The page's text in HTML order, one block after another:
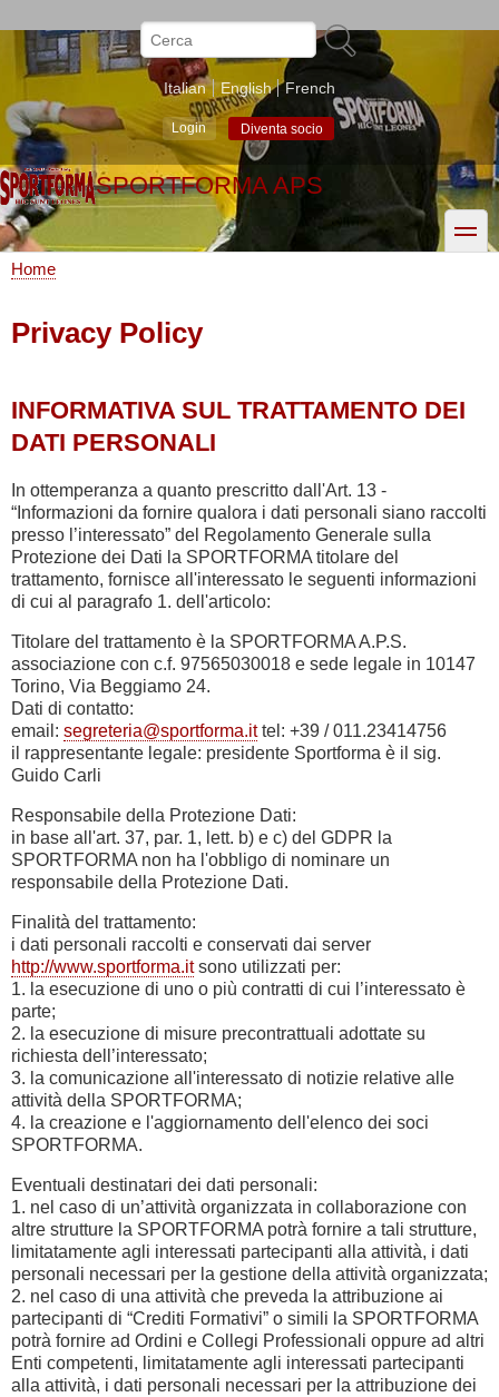
al
contenuto
principale
Cerca
Italian English French
Login Diventa socio
SPORTFORMA APS
toggle
di
Home
Privacy Policy
INFORMATIVA SUL TRATTAMENTO DEI
DATI PERSONALI
In ottemperanza a quanto prescritto dall'Art. 13 -
“Informazioni da fornire qualora i dati personali siano raccolti
presso l’interessato” del Regolamento Generale sulla
Protezione dei Dati la SPORTFORMA titolare del
trattamento, fornisce all'interessato le seguenti informazioni
di cui al paragrafo 1. dell'articolo:
Titolare del trattamento è la SPORTFORMA A.P.S.
associazione con c.f. 97565030018 e sede legale in 10147
Torino, Via Beggiamo 24.
Dati di contatto:
email: segreteria@sportforma.ittel: +39 / 011.23414756
il rappresentante legale: presidente Sportforma è il sig.
Guido Carli
Responsabile della Protezione Dati:
in base all'art. 37, par. 1, lett. b) e c) del GDPR la
SPORTFORMA non ha l'obbligo di nominare un
responsabile della Protezione Dati.
Finalità del trattamento:
i dati personali raccolti e conservati dai server
http://www.sportforma.itsono utilizzati per:
1. la esecuzione di uno o più contratti di cui l’interessato è
parte;
2. la esecuzione di misure precontrattuali adottate su
richiesta dell’interessato;
3. la comunicazione all'interessato di notizie relative alle
attività della SPORTFORMA;
4. la creazione e l'aggiornamento dell'elenco dei soci
SPORTFORMA.
Eventuali destinatari dei dati personali:
1. nel caso di un’attività organizzata in collaborazione con
altre strutture la SPORTFORMA potrà fornire a tali strutture,
limitatamente agli interessati partecipanti alla attività, i dati
personali necessari per la gestione della attività organizzata;
2. nel caso di una attività che preveda la attribuzione ai
partecipanti di “Crediti Formativi” o simili la SPORTFORMA
potrà fornire ad Ordini e Collegi Professionali oppure ad altri
Enti competenti, limitatamente agli interessati partecipanti
alla attività, i dati personali necessari per la attribuzione dei